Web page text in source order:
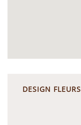
DESIGN FLEURS